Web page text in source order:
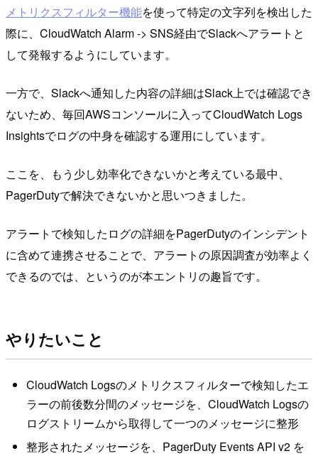
メトリクスフィルター機能を使って特定の文字列を検出した
際に、CloudWatch Alarm -> SNS経由でSlackへアラートと
して発報するようにしています。
一方で、Slackへ通知した内容の詳細はSlack上では確認でき
ないため、毎回AWSコンソールに入ってCloudWatch Logs
Insightsでログの中身を確認する運用にしています。
ここを、もう少し効率化できないかと考えている最中、
PagerDutyで解決できないかと思いつきました。
アラートで検知したログの詳細をPagerDutyのインシデント
に含めて連携させることで、アラートの原因調査が効率よく
できるのでは、というのが本エントリの趣旨です。
やりたいこと
CloudWatch Logsのメトリクスフィルターで検知したエ
ラーの前後数分間のメッセージを、CloudWatch Logsの
ログストリームから取得して一つのメッセージに整形
整形されたメッセージを、PagerDuty Events API v2 を